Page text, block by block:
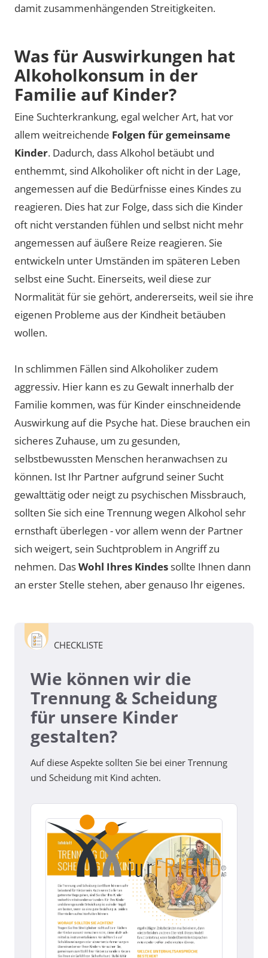
damit zusammenhängenden Streitigkeiten.
Was für Auswirkungen hat
Alkoholkonsum in der
Familie auf Kinder?
Eine Suchterkrankung, egal welcher Art, hat vor
allem weitreichende Folgen für gemeinsame
Kinder. Dadurch, dass Alkohol betäubt und
enthemmt, sind Alkoholiker oft nicht in der Lage,
angemessen auf die Bedürfnisse eines Kindes zu
reagieren. Dies hat zur Folge, dass sich die Kinder
oft nicht verstanden fühlen und selbst nicht mehr
angemessen auf äußere Reize reagieren. Sie
entwickeln unter Umständen im späteren Leben
selbst eine Sucht. Einerseits, weil diese zur
Normalität für sie gehört, andererseits, weil sie ihre
eigenen Probleme aus der Kindheit betäuben
wollen.
In schlimmen Fällen sind Alkoholiker zudem
aggressiv. Hier kann es zu Gewalt innerhalb der
Familie kommen, was für Kinder einschneidende
Auswirkung auf die Psyche hat. Diese brauchen ein
sicheres Zuhause, um zu gesunden,
selbstbewussten Menschen heranwachsen zu
können. Ist Ihr Partner aufgrund seiner Sucht
gewalttätig oder neigt zu psychischen Missbrauch,
sollten Sie sich eine Trennung wegen Alkohol sehr
ernsthaft überlegen - vor allem wenn der Partner
sich weigert, sein Suchtproblem in Angriff zu
nehmen. DasWohl Ihres Kindessollte Ihnen dann
an erster Stelle stehen, aber genauso Ihr eigenes.
CHECKLISTE
Wie können wir die
Trennung & Scheidung
für unsere Kinder
gestalten?
Auf diese Aspekte sollten Sie bei einer Trennung
und Scheidung mit Kind achten.